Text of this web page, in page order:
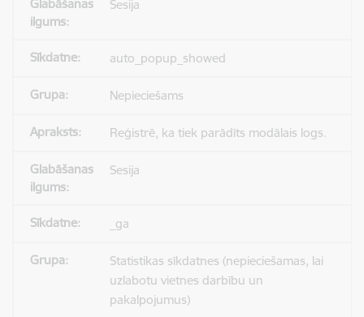
Sesija
auto_popup_showed
Nepieciešams
Reģistrē, ka tiek parādīts modālais logs.
Sesija
_ga
Statistikas sīkdatnes (nepieciešamas, lai
uzlabotu vietnes darbību un
pakalpojumus)